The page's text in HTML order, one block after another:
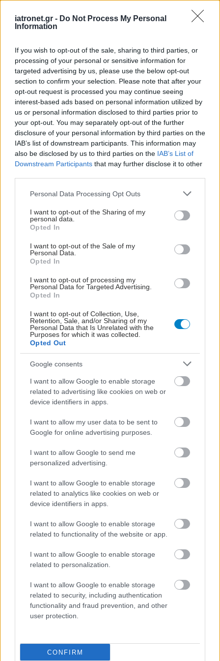
iatronet.gr - Do Not Process My Personal
Information
If you wish to opt-out of the sale, sharing to third parties, or
processing of your personal or sensitive information for
targeted advertising by us, please use the below opt-out
section to confirm your selection. Please note that after your
opt-out request is processed you may continue seeing
interest-based ads based on personal information utilized by
us or personal information disclosed to third parties prior to
your opt-out. You may separately opt-out of the further
disclosure of your personal information by third parties on the
IAB’s list of downstream participants. This information may
also be disclosed by us to third parties on the IAB’s List of
Downstream Participants that may further disclose it to other
Please note that this website/app uses one or more Google
not limited to your visit or usage behaviour. You may click to
grant or deny consent to Google and its third-party tags to
use your data for below specified purposes in below Google
consent section.
Personal Data Processing Opt Outs
I want to opt-out of the Sharing of my
personal data.
Opted In
I want to opt-out of the Sale of my
Personal Data.
Opted In
I want to opt-out of processing my
Personal Data for Targeted Advertising.
Opted In
I want to opt-out of Collection, Use,
Retention, Sale, and/or Sharing of my
Personal Data that Is Unrelated with the
Purposes for which it was collected.
Opted Out
Google consents
I want to allow Google to enable storage
related to advertising like cookies on web or
device identifiers in apps.
I want to allow my user data to be sent to
Google for online advertising purposes.
I want to allow Google to send me
personalized advertising.
I want to allow Google to enable storage
related to analytics like cookies on web or
device identifiers in apps.
I want to allow Google to enable storage
related to functionality of the website or app.
I want to allow Google to enable storage
related to personalization.
I want to allow Google to enable storage
related to security, including authentication
functionality and fraud prevention, and other
user protection.
CONFIRM
Βόλου «Αχιλλοπούλειο» (Πτέρυγα Παλαιού
Νοσοκομείου), 2421 352136,
sexualhealth.volos@eody.gov.gr
Σεξουαλική Υγεία (ΕΟΔΥ) –ΠΕΔΥ Ανατολικής
Μακεδονίας & Θράκης, 2551025748,
sexualhealth.alex@eody.gov.gr
Προσθέστε το iatronet.gr στο Discover
Ειδήσεις υγείας σήμερα
Αδ. Γεωργιάδης στη Ρόδο: ''Σε ενάμιση χρόνο, το
νοσοκομείο θα είναι καινούργιο''- 'Αμεσα μέτρα
προσωπικού
Δίαιτα vegan χαμηλών λιπαρών βοηθά στην
απώλεια βάρους χωρίς να μειώνεται η ποσότητα
του φαγητού [μελέτη]
Δημόσια υγεία
shares
ΔΙΑΒΑΣΤΕ ΑΚΟΜΑ
Λαγοκέφαλοι στην
Δημόσιας Υγείας
Σε ποιες παραλίες της
Αττικής δεν επιτρέπεται
Εγκύκλιος Αγαπηδάκη
Θεσσαλονίκη: Δημόσια
δράση για την ασφάλεια